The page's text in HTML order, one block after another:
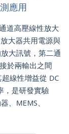
應用
道高壓線性放大
大器共用電源與
大訊號，第二通
於兩輸出之間
線性增益從 DC
，是研發實驗
、MEMS、